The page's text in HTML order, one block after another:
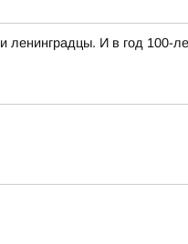
И в год 100-